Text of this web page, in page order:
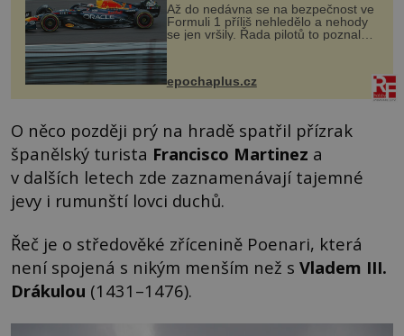
Až do nedávna se na bezpečnost ve
Formuli 1 příliš nehledělo a nehody
se jen vršily. Řada pilotů to poznala
na vlastní kůži, často s trvalými
následky nebo bohužel i ztrátou
života. Dnes nepochopiteln...
epochaplus.cz
O něco později prý na hradě spatřil přízrak
španělský turista Francisco Martinez a
v dalších letech zde zaznamenávají tajemné
jevy i rumunští lovci duchů.
Řeč je o středověké zřícenině Poenari, která
není spojená s nikým menším než s Vladem III.
Drákulou (1431–1476).